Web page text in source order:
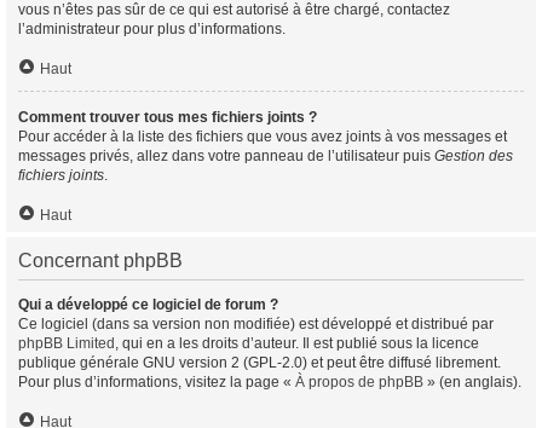
vous n’êtes pas sûr de ce qui est autorisé à être chargé, contactez
l’administrateur pour plus d’informations.
Haut
Comment trouver tous mes fichiers joints ?
Pour accéder à la liste des fichiers que vous avez joints à vos messages et
messages privés, allez dans votre panneau de l’utilisateur puis Gestion des
fichiers joints.
Haut
Concernant phpBB
Qui a développé ce logiciel de forum ?
Ce logiciel (dans sa version non modifiée) est développé et distribué par
phpBB Limited , qui en a les droits d’auteur. Il est publié sous la licence
publique générale GNU version 2 (GPL-2.0) et peut être diffusé librement.
Pour plus d’informations, visitez la page « À propos de phpBB » (en anglais).
Haut